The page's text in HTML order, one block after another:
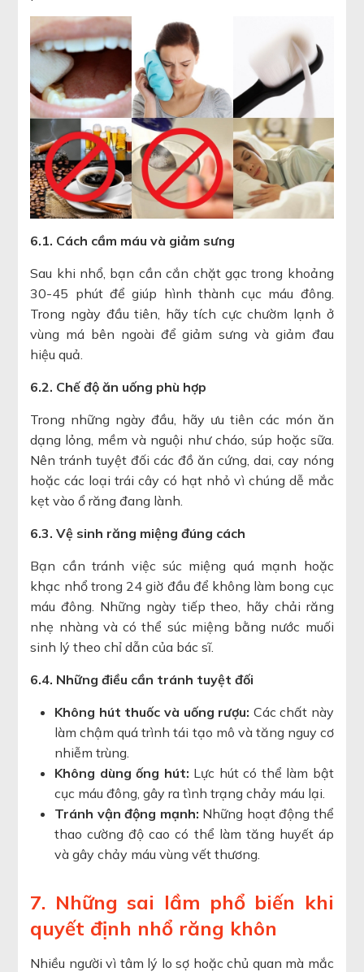
6.1. Cách cầm máu và giảm sưng
Sau khi nhổ, bạn cần cắn chặt gạc trong khoảng
30-45 phút để giúp hình thành cục máu đông.
Trong ngày đầu tiên, hãy tích cực chườm lạnh ở
vùng má bên ngoài để giảm sưng và giảm đau
hiệu quả.
6.2. Chế độ ăn uống phù hợp
Trong những ngày đầu, hãy ưu tiên các món ăn
dạng lỏng, mềm và nguội như cháo, súp hoặc sữa.
Nên tránh tuyệt đối các đồ ăn cứng, dai, cay nóng
hoặc các loại trái cây có hạt nhỏ vì chúng dễ mắc
kẹt vào ổ răng đang lành.
6.3. Vệ sinh răng miệng đúng cách
Bạn cần tránh việc súc miệng quá mạnh hoặc
khạc nhổ trong 24 giờ đầu để không làm bong cục
máu đông. Những ngày tiếp theo, hãy chải răng
nhẹ nhàng và có thể súc miệng bằng nước muối
sinh lý theo chỉ dẫn của bác sĩ.
6.4. Những điều cần tránh tuyệt đối
Không hút thuốc và uống rượu: Các chất này
làm chậm quá trình tái tạo mô và tăng nguy cơ
nhiễm trùng.
Không dùng ống hút: Lực hút có thể làm bật
cục máu đông, gây ra tình trạng chảy máu lại.
Tránh vận động mạnh: Những hoạt động thể
thao cường độ cao có thể làm tăng huyết áp
và gây chảy máu vùng vết thương.
7. Những sai lầm phổ biến khi
quyết định nhổ răng khôn
Nhiều người vì tâm lý lo sợ hoặc chủ quan mà mắc